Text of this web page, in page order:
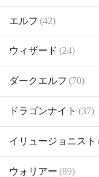
エルフ (42)
ウィザード (24)
ダークエルフ (70)
ドラゴンナイト (37)
イリュージョニスト
ウォリアー (89)